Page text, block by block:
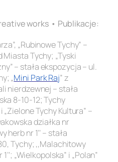
works • Publikacje:
„Rubinowe Tychy” –
Tychy; „Tyski
– stała ekspozycja – ul.
„Mini Park Raj” z
nierdzewnej – stała
8-10-12; Tychy
„Zielone Tychy Kultura” –
działka nr
nr 1’’ – stała
Tychy; ,,Malachitowy
„Wielkopolska” i „Polan”